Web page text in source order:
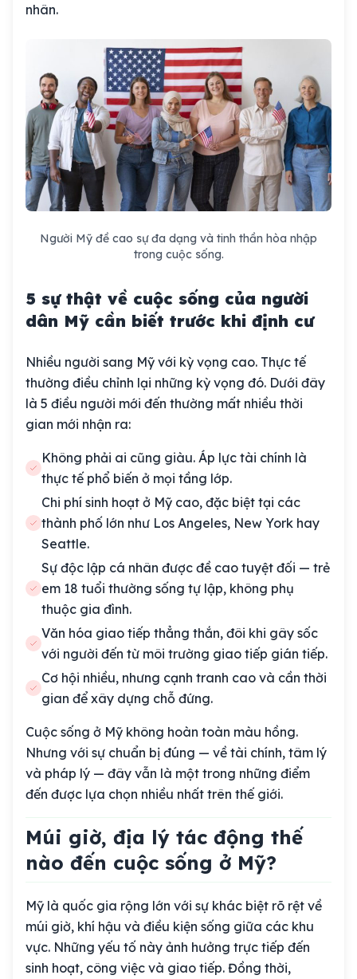
nhân.
Người Mỹ đề cao sự đa dạng và tinh thần hòa nhập
trong cuộc sống.
5 sự thật về cuộc sống của người
dân Mỹ cần biết trước khi định cư
Nhiều người sang Mỹ với kỳ vọng cao. Thực tế
thường điều chỉnh lại những kỳ vọng đó. Dưới đây
là 5 điều người mới đến thường mất nhiều thời
gian mới nhận ra:
Không phải ai cũng giàu. Áp lực tài chính là
thực tế phổ biến ở mọi tầng lớp.
Chi phí sinh hoạt ở Mỹ cao, đặc biệt tại các
thành phố lớn như Los Angeles, New York hay
Seattle.
Sự độc lập cá nhân được đề cao tuyệt đối — trẻ
em 18 tuổi thường sống tự lập, không phụ
thuộc gia đình.
Văn hóa giao tiếp thẳng thắn, đôi khi gây sốc
với người đến từ môi trường giao tiếp gián tiếp.
Cơ hội nhiều, nhưng cạnh tranh cao và cần thời
gian để xây dựng chỗ đứng.
Cuộc sống ở Mỹ không hoàn toàn màu hồng.
Nhưng với sự chuẩn bị đúng — về tài chính, tâm lý
và pháp lý — đây vẫn là một trong những điểm
đến được lựa chọn nhiều nhất trên thế giới.
Múi giờ, địa lý tác động thế
nào đến cuộc sống ở Mỹ?
Mỹ là quốc gia rộng lớn với sự khác biệt rõ rệt về
múi giờ, khí hậu và điều kiện sống giữa các khu
vực. Những yếu tố này ảnh hưởng trực tiếp đến
sinh hoạt, công việc và giao tiếp. Đồng thời,